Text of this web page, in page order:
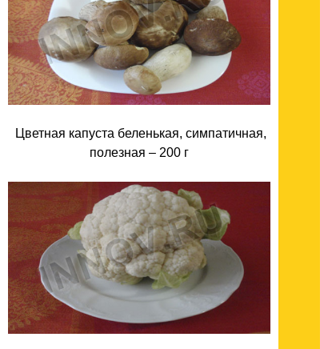
Цветная капуста беленькая, симпатичная,
полезная – 200 г